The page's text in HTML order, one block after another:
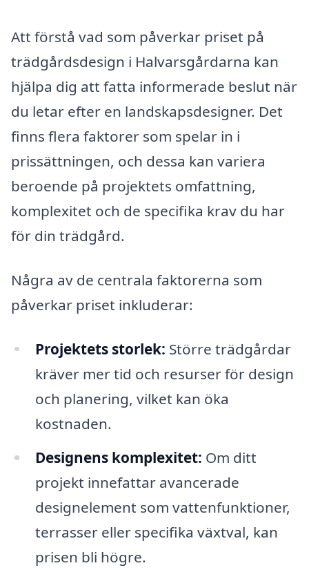
Att förstå vad som påverkar priset på
trädgårdsdesign i Halvarsgårdarna kan
hjälpa dig att fatta informerade beslut när
du letar efter en landskapsdesigner. Det
finns flera faktorer som spelar in i
prissättningen, och dessa kan variera
beroende på projektets omfattning,
komplexitet och de specifika krav du har
för din trädgård.
Några av de centrala faktorerna som
påverkar priset inkluderar:
Projektets storlek: Större trädgårdar
kräver mer tid och resurser för design
och planering, vilket kan öka
kostnaden.
Designens komplexitet: Om ditt
projekt innefattar avancerade
designelement som vattenfunktioner,
terrasser eller specifika växtval, kan
prisen bli högre.